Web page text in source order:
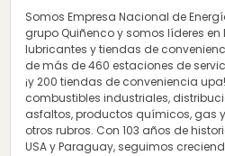
Somos Empresa Nacional de
grupo Quiñenco y somos líderes
lubricantes y tiendas de
de más de 460 estaciones de
¡y 200 tiendas de conveniencia
combustibles industriales,
asfaltos, productos químicos, gas
otros rubros. Con 103 años de
USA y Paraguay, seguimos